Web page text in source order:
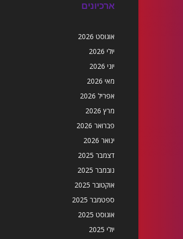
ארכיונים
אוגוסט 2026
יולי 2026
יוני 2026
מאי 2026
אפריל 2026
מרץ 2026
פברואר 2026
ינואר 2026
דצמבר 2025
נובמבר 2025
אוקטובר 2025
ספטמבר 2025
אוגוסט 2025
יולי 2025